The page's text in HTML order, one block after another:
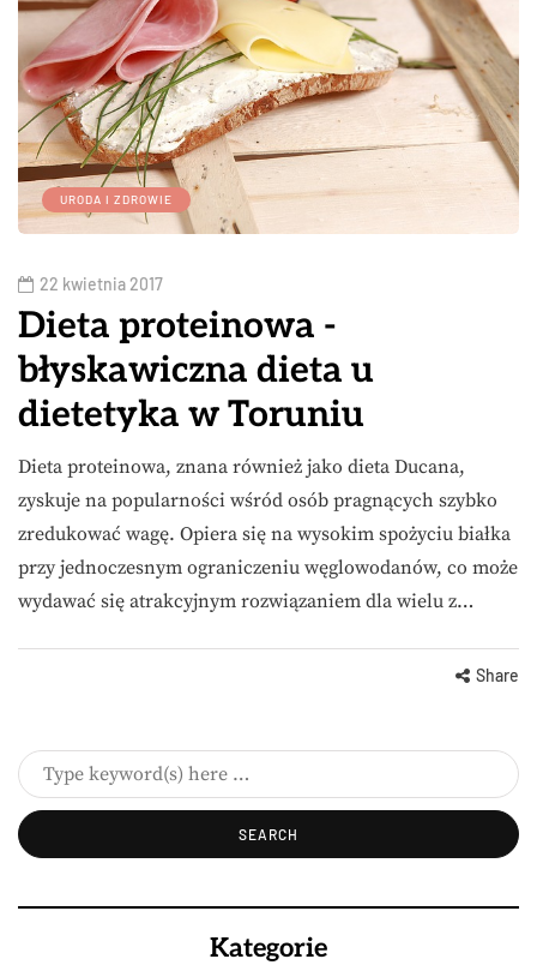
URODA I ZDROWIE
22 kwietnia 2017
Dieta proteinowa -
błyskawiczna dieta u
dietetyka w Toruniu
Dieta proteinowa, znana również jako dieta Ducana,
zyskuje na popularności wśród osób pragnących szybko
zredukować wagę. Opiera się na wysokim spożyciu białka
przy jednoczesnym ograniczeniu węglowodanów, co może
wydawać się atrakcyjnym rozwiązaniem dla wielu z…
Share
Kategorie